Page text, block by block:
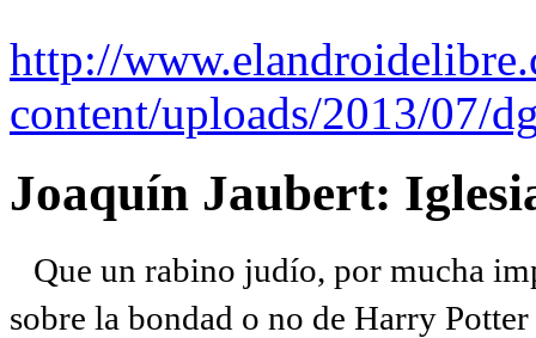
http://
content/uploads/2013/07/
Joaquín Jaubert:
Que un rabino judío, por mucha
sobre la bondad o no de Harry